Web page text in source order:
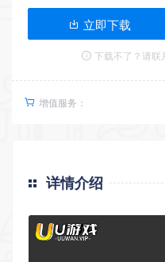
立即下载
下载不了？请联
增值服务：
详情介绍